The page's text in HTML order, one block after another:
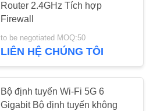
Router 2.4GHz Tích hợp
Firewall
to be negotiated MOQ:50
LIÊN HỆ CHÚNG TÔI
Bộ định tuyến Wi-Fi 5G 6
Gigabit Bộ định tuyến không